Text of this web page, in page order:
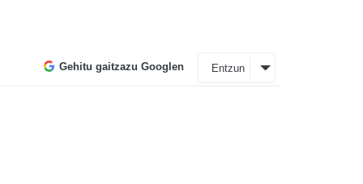
Gehitu gaitzazu Googlen Entzun